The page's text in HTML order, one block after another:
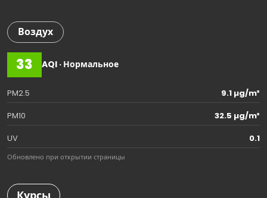
Воздух
33 AQI · Нормальное
PM2.5
9.1 µg/m³
PM10
32.5 µg/m³
UV
0.1
Обновлено при открытии страницы